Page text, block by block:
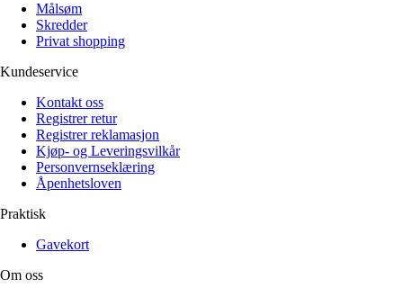
Målsøm
Skredder
Privat shopping
Kundeservice
Kontakt oss
Registrer retur
Registrer reklamasjon
Kjøp- og Leveringsvilkår
Personvernseklæring
Åpenhetsloven
Praktisk
Gavekort
Om oss